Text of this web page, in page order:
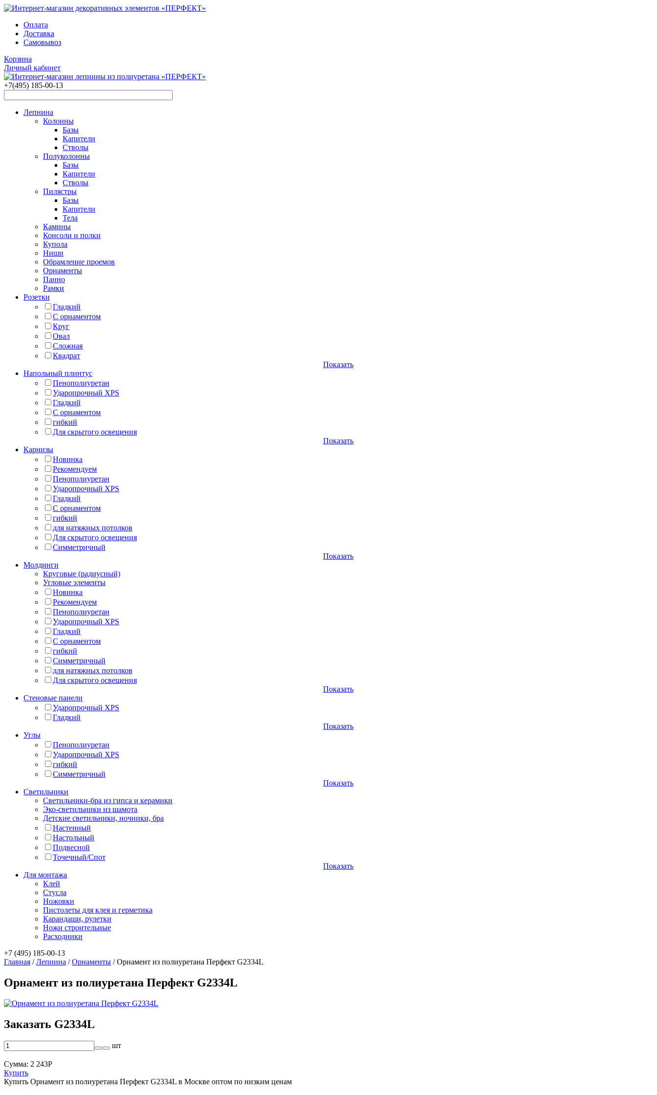
Оплата
Доставка
Самовывоз
Корзина
Личный кабинет
+7(495) 185-00-13
Лепнина
Колонны
Базы
Капители
Стволы
Полуколонны
Базы
Капители
Стволы
Пилястры
Базы
Капители
Тела
Камины
Консоли и полки
Купола
Ниши
Обрамление проемов
Орнаменты
Панно
Рамки
Розетки
Гладкий
С орнаментом
Круг
Овал
Сложная
Квадрат
Показать
Напольный плинтус
Пенополиуретан
Ударопрочный XPS
Гладкий
С орнаментом
гибкий
Для скрытого освещения
Показать
Карнизы
Новинка
Рекомендуем
Пенополиуретан
Ударопрочный XPS
Гладкий
С орнаментом
гибкий
для натяжных потолков
Для скрытого освещения
Симметричный
Показать
Молдинги
Круговые (радиусный)
Угловые элементы
Новинка
Рекомендуем
Пенополиуретан
Ударопрочный XPS
Гладкий
С орнаментом
гибкий
Симметричный
для натяжных потолков
Для скрытого освещения
Показать
Стеновые панели
Ударопрочный XPS
Гладкий
Показать
Углы
Пенополиуретан
Ударопрочный XPS
гибкий
Симметричный
Показать
Светильники
Светильники-бра из гипса и керамики
Эко-светильники из шамота
Детские светильники, ночники, бра
Настенный
Настольный
Подвесной
Точечный/Спот
Показать
Для монтажа
Клей
Стусла
Ножовки
Пистолеты для клея и герметика
Карандаши, рулетки
Ножи строительные
Расходники
+7 (495) 185-00-13
Главная /Лепнина /Орнаменты /Орнамент из полиуретана Перфект G2334L
Орнамент из полиуретана Перфект G2334L
Заказать G2334L
шт
Сумма: 2 243Р
Купить
Купить Орнамент из полиуретана Перфект G2334L в Москве оптом по низким ценам